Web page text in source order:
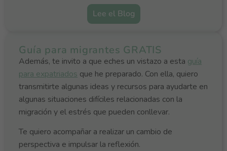
Lee el Blog
Guía para migrantes GRATIS
Además, te invito a que eches un vistazo a esta guía
para expatriados que he preparado. Con ella, quiero
transmitirte algunas ideas y recursos para ayudarte en
algunas situaciones difíciles relacionadas con la
migración y el estrés que pueden conllevar.
Te quiero acompañar a realizar un cambio de
perspectiva e impulsar la reflexión.